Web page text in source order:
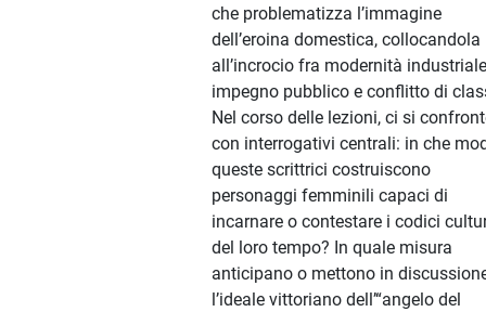
che problematizza l’immagine
dell’eroina domestica, collocandola
all’incrocio fra modernità
impegno pubblico e conflitto di
Nel corso delle lezioni, ci si
con interrogativi centrali: in che
queste scrittrici costruiscono
personaggi femminili capaci di
incarnare o contestare i codici
del loro tempo? In quale misura
anticipano o mettono in
l’ideale vittoriano dell’“angelo del